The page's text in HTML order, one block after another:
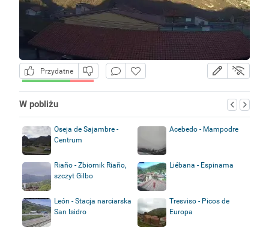
Przydatne
W pobliżu
Oseja de Sajambre -
Centrum
Acebedo - Mampodre
Riaño - Zbiornik Riaño,
szczyt Gilbo
Liébana - Espinama
León - Stacja narciarska
San Isidro
Tresviso - Picos de
Europa